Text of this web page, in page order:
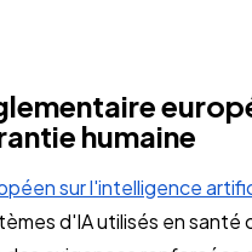
humaine
sur l'intelligence
d'IA utilisés en santé